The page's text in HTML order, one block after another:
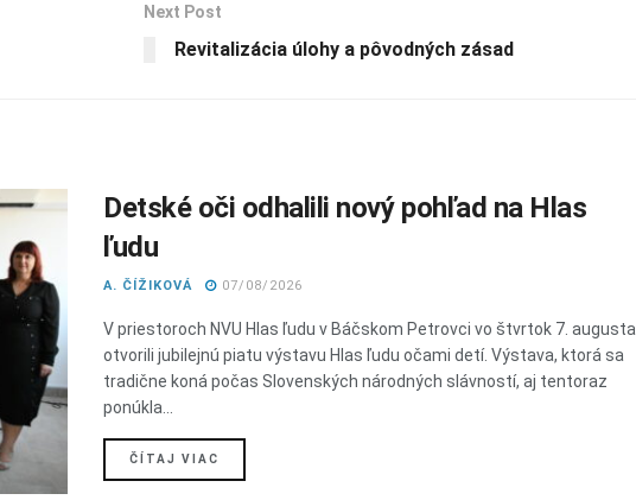
Next Post
Revitalizácia úlohy a pôvodných zásad
Detské oči odhalili nový pohľad na Hlas
ľudu
A. ČÍŽIKOVÁ 07/08/2026
V priestoroch NVU Hlas ľudu v Báčskom Petrovci vo štvrtok 7. augusta
otvorili jubilejnú piatu výstavu Hlas ľudu očami detí. Výstava, ktorá sa
tradične koná počas Slovenských národných slávností, aj tentoraz
ponúkla...
ČÍTAJ VIAC